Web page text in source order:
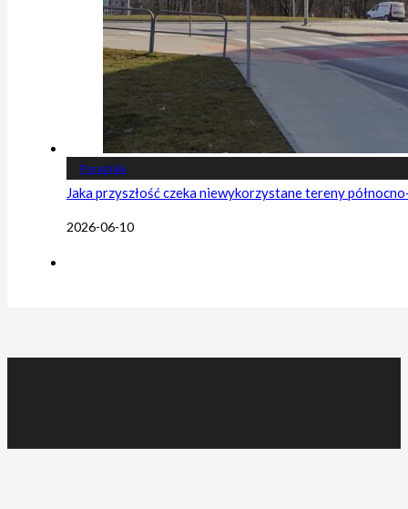
Poradniki
Jaka przyszłość czeka niewykorzystane tereny
2026-06-10